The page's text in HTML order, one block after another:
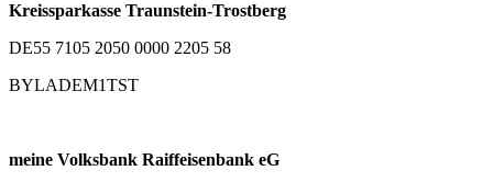
Kreissparkasse Traunstein-Trostberg
DE55 7105 2050 0000 2205 58
BYLADEM1TST
meine Volksbank Raiffeisenbank eG